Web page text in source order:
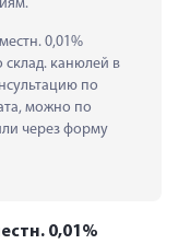
0,01%
канюлей в
по
можно по
через форму
0,01%